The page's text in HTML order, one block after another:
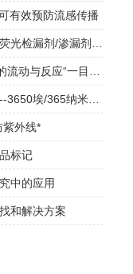
有效预防流感传播
纳米和埃的长度单位换算--3650埃/365纳米紫外线灯/黑光灯
紫外线*
标记
中的应用
和解决方案